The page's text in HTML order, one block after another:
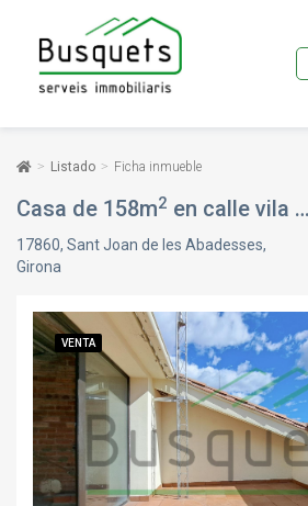
Listado Ficha inmueble
Casa de 158m2 en calle vila vella, en Sant Joan de les Abadesses, Girona
17860, Sant Joan de les Abadesses,
Girona
VENTA